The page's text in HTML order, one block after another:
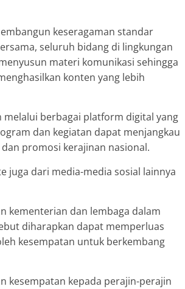
keseragaman standar
seluruh bidang di lingkungan
materi komunikasi sehingga
konten yang lebih
berbagai platform digital yang
dan kegiatan dapat menjangkau
promosi kerajinan nasional.
juga dari media-media sosial lainnya
kementerian dan lembaga dalam
diharapkan dapat memperluas
kesempatan untuk berkembang
kesempatan kepada perajin-perajin